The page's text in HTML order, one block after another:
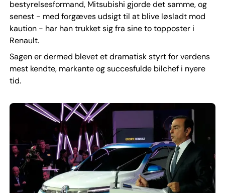
bestyrelsesformand, Mitsubishi gjorde det samme, og
senest - med forgæves udsigt til at blive løsladt mod
kaution - har han trukket sig fra sine to topposter i
Renault.
Sagen er dermed blevet et dramatisk styrt for verdens
mest kendte, markante og succesfulde bilchef i nyere
tid.